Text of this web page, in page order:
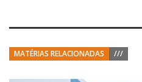
MATÉRIAS RELACIONADAS ///